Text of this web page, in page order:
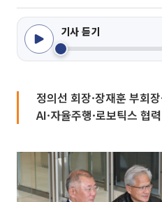
기사 듣기
정의선 회장·장재훈 부회
AI·자율주행·로보틱스 협